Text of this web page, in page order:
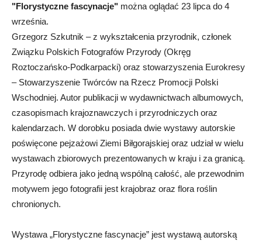
"Florystyczne fascynacje" można oglądać 23 lipca do 4
września.
Grzegorz Szkutnik – z wykształcenia przyrodnik, członek
Związku Polskich Fotografów Przyrody (Okręg
Roztoczańsko-Podkarpacki) oraz stowarzyszenia Eurokresy
– Stowarzyszenie Twórców na Rzecz Promocji Polski
Wschodniej. Autor publikacji w wydawnictwach albumowych,
czasopismach krajoznawczych i przyrodniczych oraz
kalendarzach. W dorobku posiada dwie wystawy autorskie
poświęcone pejzażowi Ziemi Biłgorajskiej oraz udział w wielu
wystawach zbiorowych prezentowanych w kraju i za granicą.
Przyrodę odbiera jako jedną wspólną całość, ale przewodnim
motywem jego fotografii jest krajobraz oraz flora roślin
chronionych.
Wystawa „Florystyczne fascynacje” jest wystawą autorską